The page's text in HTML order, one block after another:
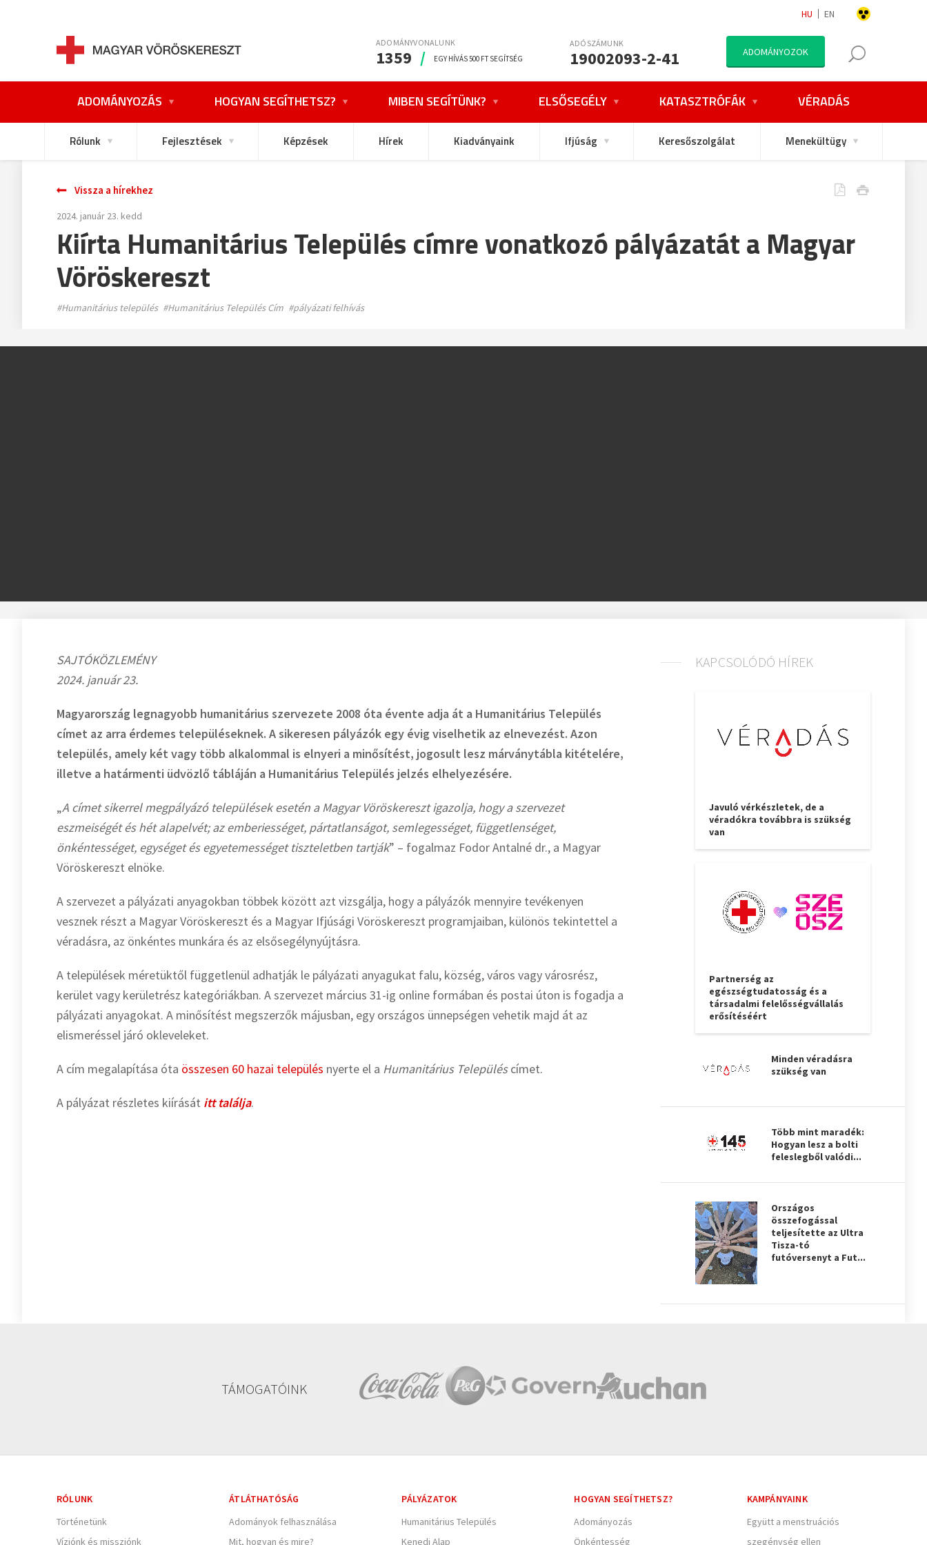
HU EN
ADOMÁNYVONALUNK
1359 / EGY HÍVÁS 500 FT SEGÍTSÉG
ADÓSZÁMUNK
19002093-2-41 ADOMÁNYOZOK
ADOMÁNYOZÁS HOGYAN SEGÍTHETSZ? MIBEN SEGÍTÜNK? ELSŐSEGÉLY KATASZTRÓFÁK VÉRADÁS
Rólunk Fejlesztések Képzések Hírek Kiadványaink Ifjúság Keresőszolgálat Menekültügy
Vissza a hírekhez
2024. január 23. kedd
Kiírta Humanitárius Település címre vonatkozó pályázatát a Magyar
Vöröskereszt
#Humanitárius település #Humanitárius Település Cím #pályázati felhívás
SAJTÓKÖZLEMÉNY
2024. január 23.
Magyarország legnagyobb humanitárius szervezete 2008 óta évente adja át a Humanitárius Település
címet az arra érdemes településeknek. A sikeresen pályázók egy évig viselhetik az elnevezést. Azon
település, amely két vagy több alkalommal is elnyeri a minősítést, jogosult lesz márványtábla kitételére,
illetve a határmenti üdvözlő tábláján a Humanitárius Település jelzés elhelyezésére.
„A címet sikerrel megpályázó települések esetén a Magyar Vöröskereszt igazolja, hogy a szervezet
eszmeiségét és hét alapelvét; az emberiességet, pártatlanságot, semlegességet, függetlenséget,
önkéntességet, egységet és egyetemességet tiszteletben tartják” – fogalmaz Fodor Antalné dr., a Magyar
Vöröskereszt elnöke.
A szervezet a pályázati anyagokban többek között azt vizsgálja, hogy a pályázók mennyire tevékenyen
vesznek részt a Magyar Vöröskereszt és a Magyar Ifjúsági Vöröskereszt programjaiban, különös tekintettel a
véradásra, az önkéntes munkára és az elsősegélynyújtásra.
A települések méretüktől függetlenül adhatják le pályázati anyagukat falu, község, város vagy városrész,
kerület vagy kerületrész kategóriákban. A szervezet március 31-ig online formában és postai úton is fogadja a
pályázati anyagokat. A minősítést megszerzők májusban, egy országos ünnepségen vehetik majd át az
elismeréssel járó okleveleket.
A cím megalapítása óta összesen 60 hazai település nyerte el a Humanitárius Településcímet.
A pályázat részletes kiírását itt találja.
KAPCSOLÓDÓ HÍREK
Javuló vérkészletek, de a
véradókra továbbra is szükség
van
Partnerség az
egészségtudatosság és a
társadalmi felelősségvállalás
erősítéséért
Minden véradásra
szükség van
Több mint maradék:
Hogyan lesz a bolti
feleslegből valódi...
Országos
összefogással
teljesítette az Ultra
Tisza-tó
futóversenyt a Fut...
TÁMOGATÓINK
RÓLUNK
Történetünk
Víziónk és missziónk
ÁTLÁTHATÓSÁG
Adományok felhasználása
Mit, hogyan és mire?
PÁLYÁZATOK
Humanitárius Település
Kenedi Alap
HOGYAN SEGÍTHETSZ?
Adományozás
Önkéntesség
KAMPÁNYAINK
Együtt a menstruációs
szegénység ellen